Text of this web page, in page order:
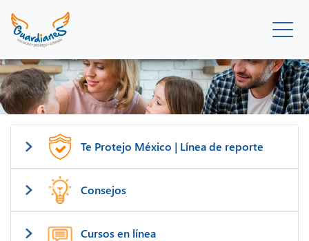
Te Protejo México | Línea de reporte
Consejos
Cursos en línea